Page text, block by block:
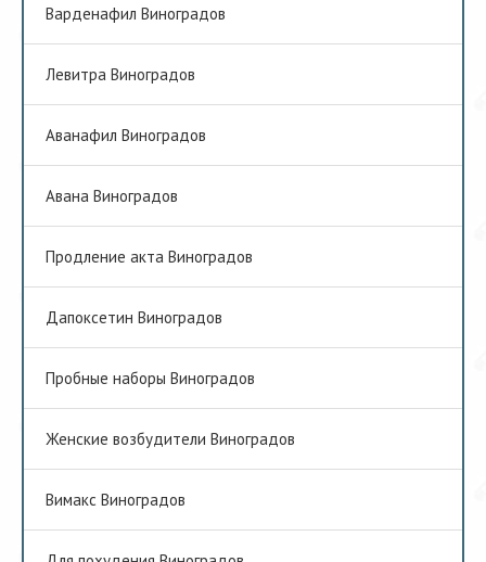
Варденафил Виноградов
Левитра Виноградов
Аванафил Виноградов
Авана Виноградов
Продление акта Виноградов
Дапоксетин Виноградов
Пробные наборы Виноградов
Женские возбудители Виноградов
Вимакс Виноградов